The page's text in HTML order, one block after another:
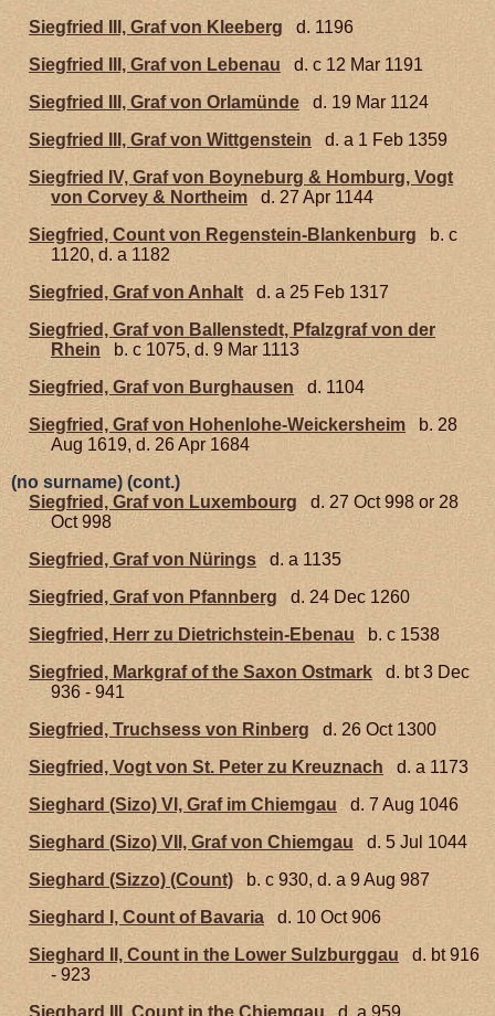
Siegfried III, Graf von Kleeberg
d. 1196
Siegfried III, Graf von Lebenau
d. c 12 Mar 1191
Siegfried III, Graf von Orlamünde
d. 19 Mar 1124
Siegfried III, Graf von Wittgenstein
d. a 1 Feb 1359
Siegfried IV, Graf von Boyneburg & Homburg, Vogt
von Corvey & Northeim
d. 27 Apr 1144
Siegfried, Count von Regenstein-Blankenburg
b. c
1120, d. a 1182
Siegfried, Graf von Anhalt
d. a 25 Feb 1317
Siegfried, Graf von Ballenstedt, Pfalzgraf von der
Rhein
b. c 1075, d. 9 Mar 1113
Siegfried, Graf von Burghausen
d. 1104
Siegfried, Graf von Hohenlohe-Weickersheim
b. 28
Aug 1619, d. 26 Apr 1684
(no surname) (cont.)
Siegfried, Graf von Luxembourg
d. 27 Oct 998 or 28
Oct 998
Siegfried, Graf von Nürings
d. a 1135
Siegfried, Graf von Pfannberg
d. 24 Dec 1260
Siegfried, Herr zu Dietrichstein-Ebenau
b. c 1538
Siegfried, Markgraf of the Saxon Ostmark
d. bt 3 Dec
936 - 941
Siegfried, Truchsess von Rinberg
d. 26 Oct 1300
Siegfried, Vogt von St. Peter zu Kreuznach
d. a 1173
Sieghard (Sizo) VI, Graf im Chiemgau
d. 7 Aug 1046
Sieghard (Sizo) VII, Graf von Chiemgau
d. 5 Jul 1044
Sieghard (Sizzo) (Count)
b. c 930, d. a 9 Aug 987
Sieghard I, Count of Bavaria
d. 10 Oct 906
Sieghard II, Count in the Lower Sulzburggau
d. bt 916
- 923
Sieghard III, Count in the Chiemgau
d. a 959